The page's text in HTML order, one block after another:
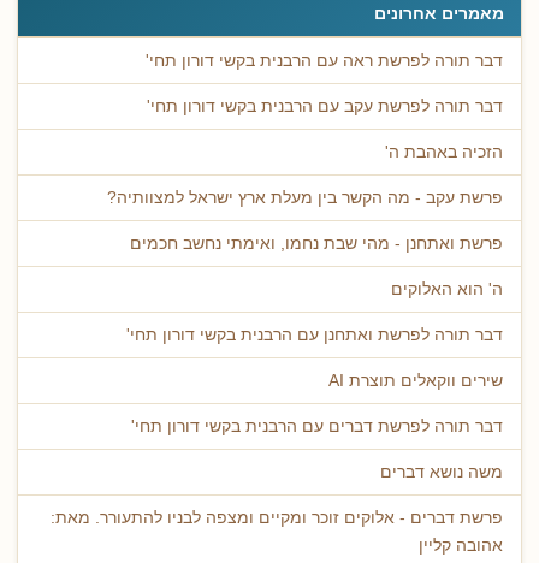
מאמרים אחרונים
דבר תורה לפרשת ראה עם הרבנית בקשי דורון תחי'
דבר תורה לפרשת עקב עם הרבנית בקשי דורון תחי'
הזכיה באהבת ה'
פרשת עקב - מה הקשר בין מעלת ארץ ישראל למצוותיה?
פרשת ואתחנן - מהי שבת נחמו, ואימתי נחשב חכמים
ה' הוא האלוקים
דבר תורה לפרשת ואתחנן עם הרבנית בקשי דורון תחי'
שירים ווקאלים תוצרת AI
דבר תורה לפרשת דברים עם הרבנית בקשי דורון תחי'
משה נושא דברים
פרשת דברים - אלוקים זוכר ומקיים ומצפה לבניו להתעורר. מאת:
אהובה קליין